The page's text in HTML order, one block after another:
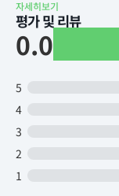
자세히보기
평가 및 리뷰
0.0
5
4
3
2
1